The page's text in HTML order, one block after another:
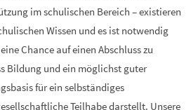
im schulischen Bereich – existieren
Wissen und es ist notwendig
Chance auf einen Abschluss zu
Bildung und ein möglichst guter
für ein selbständiges
Teilhabe darstellt. Unsere